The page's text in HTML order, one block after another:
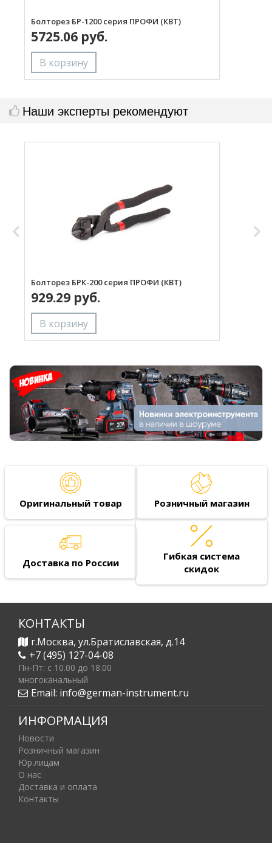
Болторез БР-1200 серия ПРОФИ (КВТ)
5725.06 руб.
Наши эксперты рекомендуют
Болторез БРК-200 серия ПРОФИ (КВТ)
929.29 руб.
Оригинальный товар Розничный магазин
Доставка по России
Гибкая система
скидок
КОНТАКТЫ
г.Москва, ул.Братиславская, д.14
+7 (495) 127-04-08
Пн-Пт: c 10.00 до 18.00
многоканальный
Email: info@german-instrument.ru
ИНФОРМАЦИЯ
Новости
Розничный магазин
Юр.лицам
О нас
Доставка и оплата
Контакты